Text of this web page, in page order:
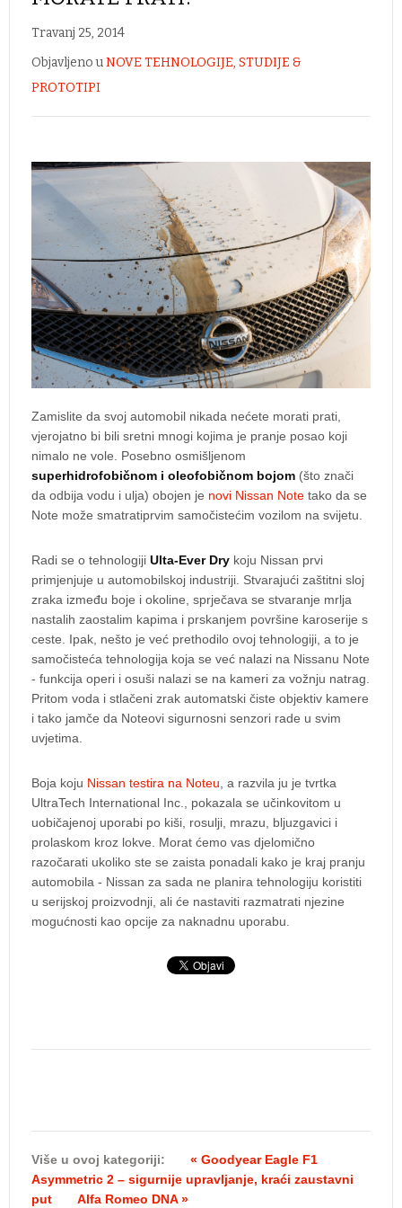
Travanj 25, 2014
Objavljeno uNOVE TEHNOLOGIJE, STUDIJE &
PROTOTIPI
Zamislite da svoj automobil nikada nećete morati prati,
vjerojatno bi bili sretni mnogi kojima je pranje posao koji
nimalo ne vole. Posebno osmišljenom
superhidrofobičnom i oleofobičnom bojom (što znači
da odbija vodu i ulja) obojen je novi Nissan Note tako da se
Note može smatratiprvim samočistećim vozilom na svijetu.
Radi se o tehnologiji Ulta-Ever Dry koju Nissan prvi
primjenjuje u automobilskoj industriji. Stvarajući zaštitni sloj
zraka između boje i okoline, sprječava se stvaranje mrlja
nastalih zaostalim kapima i prskanjem površine karoserije s
ceste. Ipak, nešto je već prethodilo ovoj tehnologiji, a to je
samočisteća tehnologija koja se već nalazi na Nissanu Note
- funkcija operi i osuši nalazi se na kameri za vožnju natrag.
Pritom voda i stlačeni zrak automatski čiste objektiv kamere
i tako jamče da Noteovi sigurnosni senzori rade u svim
uvjetima.
Boja koju Nissan testira na Noteu, a razvila ju je tvrtka
UltraTech International Inc., pokazala se učinkovitom u
uobičajenoj uporabi po kiši, rosulji, mrazu, bljuzgavici i
prolaskom kroz lokve. Morat ćemo vas djelomično
razočarati ukoliko ste se zaista ponadali kako je kraj pranju
automobila - Nissan za sada ne planira tehnologiju koristiti
u serijskoj proizvodnji, ali će nastaviti razmatrati njezine
mogućnosti kao opcije za naknadnu uporabu.
Više u ovoj kategoriji:
« Goodyear Eagle F1
Asymmetric 2 – sigurnije upravljanje, kraći zaustavni
put
Alfa Romeo DNA »